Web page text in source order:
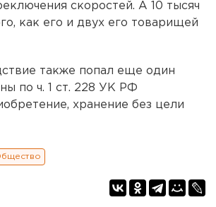
скоростей. А 10 тысяч
как его и двух его товарищей
также попал еще один
по ч. 1 ст. 228 УК РФ
хранение без цели